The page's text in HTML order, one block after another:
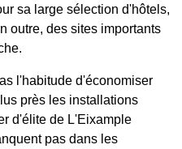
sa large sélection d'hôtels,
outre, des sites importants
l'habitude d'économiser
près les installations
d'élite de L'Eixample
pas dans les